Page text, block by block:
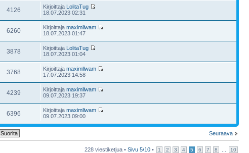
4126 Kirjoittaja LolitaTug
18.07.2023 02:31
6260 Kirjoittajamaximllwam
18.07.2023 01:47
3878 Kirjoittaja LolitaTug
18.07.2023 01:04
3768 Kirjoittajamaximllwam
17.07.2023 14:58
4239 Kirjoittajamaximllwam
09.07.2023 19:37
6396 Kirjoittajamaximllwam
09.07.2023 09:00
Seuraava
228 viestiketjua • Sivu 5/10 • 1 2 3 4 5 6 7 8 10